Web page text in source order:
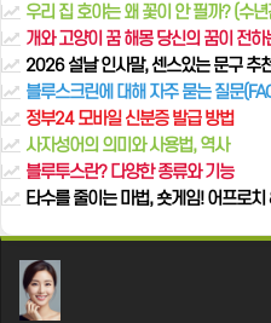
우리 집 호야는 왜 꽃이 안 필까? (수년
개와 고양이 꿈 해몽 당신의 꿈이 전하
2026 설날 인사말, 센스있는 문구 추
블루스크린에 대해 자주 묻는 질문
정부24 모바일 신분증 발급 방법
사자성어의 의미와 사용법, 역사
블루투스란? 다양한 종류와 기능
타수를 줄이는 마법, 숏게임! 어프로치